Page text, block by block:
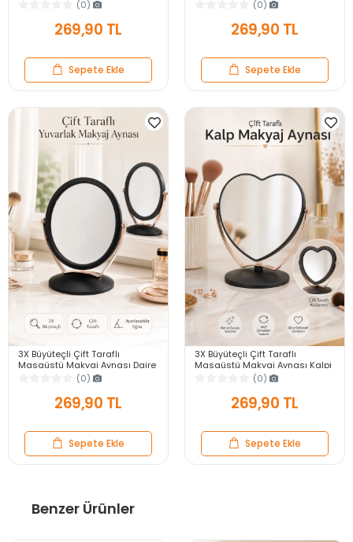
Yatak Odası Aynası
(0)
269,90 TL
Sepete Ekle
(0)
269,90 TL
Sepete Ekle
3X Büyüteçli Çift Taraflı
Masaüstü Makyaj Aynası Daire
Siyah Rose Gold Standlı
Dekoratif Yakın Ayna
(0)
269,90 TL
Sepete Ekle
3X Büyüteçli Çift Taraflı
Masaüstü Makyaj Aynası Kalpi
Siyah Rose Gold Standlı
Dekoratif Yakın Ayna
(0)
269,90 TL
Sepete Ekle
Benzer Ürünler